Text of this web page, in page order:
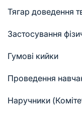
Тягар доведення
Застосування
Гумові кийки
Проведення
Наручники